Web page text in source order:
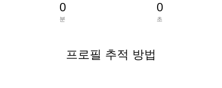
0
분
0
초
프로필 추적 방법